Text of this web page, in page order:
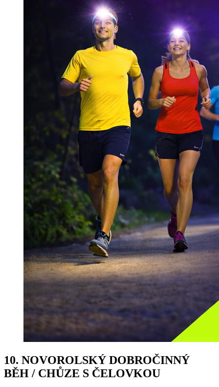
10. NOVOROLSKÝ DOBROČINNÝ
BĚH / CHŮZE S ČELOVKOU